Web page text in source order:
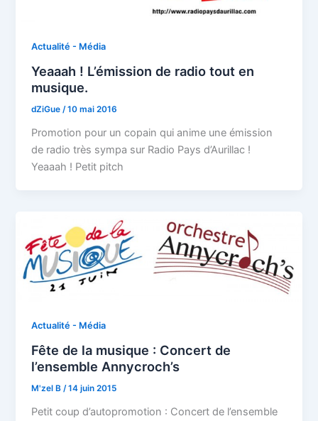
Actualité - Média
Yeaaah ! L’émission de radio tout en
musique.
dZiGue /10 mai 2016
Promotion pour un copain qui anime une émission
de radio très sympa sur Radio Pays d’Aurillac !
Yeaaah ! Petit pitch
Actualité - Média
Fête de la musique : Concert de
l’ensemble Annycroch’s
M'zel B/14 juin 2015
Petit coup d’autopromotion : Concert de l’ensemble